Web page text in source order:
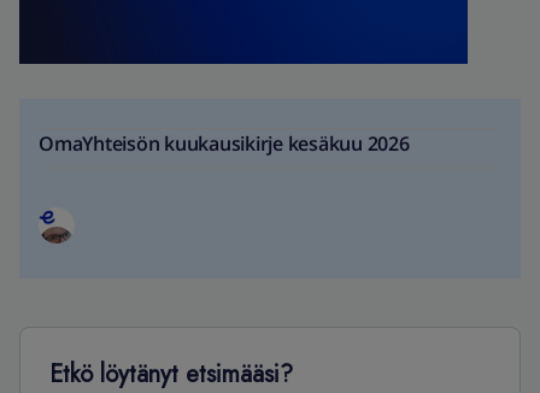
OmaYhteisön kuukausikirje kesäkuu 2026
Etkö löytänyt etsimääsi?